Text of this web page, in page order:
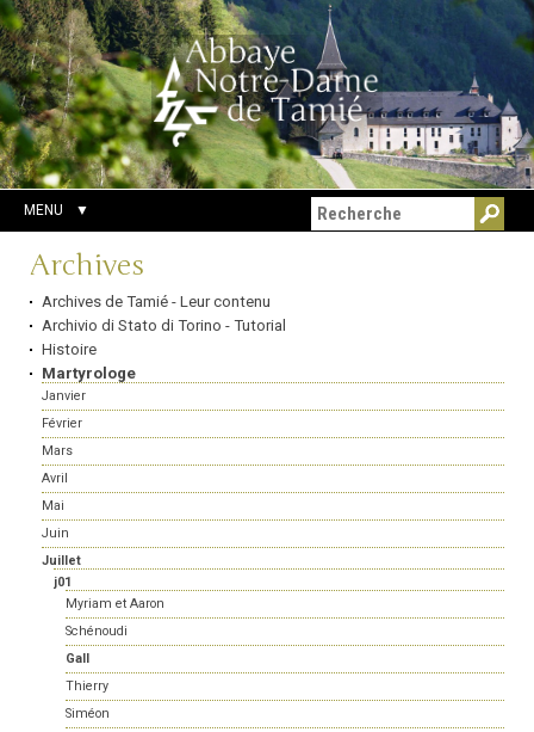
Aller
au
contenu.
|
Aller
à
la
navigation
Outils
personnels
Chercher par
Recherche
avancée…
MENU
Navigation
Archives
Archives de Tamié - Leur contenu
Archivio di Stato di Torino - Tutorial
Histoire
Martyrologe
Janvier
Février
Mars
Avril
Mai
Juin
Juillet
j01
Myriam et Aaron
Schénoudi
Gall
Thierry
Siméon